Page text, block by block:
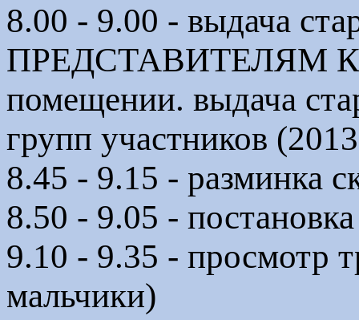
8.00 - 9.00 - выдача
ПРЕДСТАВИТЕЛЯМ
помещении. выдача
групп участников
8.45 - 9.15 - разминка
8.50 - 9.05 -
9.10 - 9.35 - просмотр
мальчики)